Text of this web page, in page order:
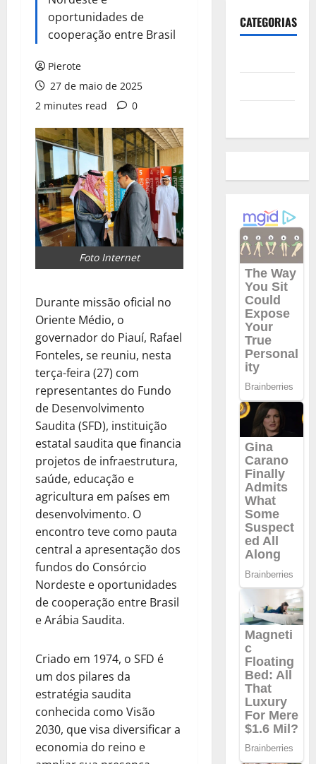
oportunidades de
cooperação entre Brasil
Pierote
27 de maio de 2025
2 minutes read
0
Foto Internet
Durante missão oficial no
Oriente Médio, o
governador do Piauí, Rafael
Fonteles, se reuniu, nesta
terça-feira (27) com
representantes do Fundo
de Desenvolvimento
Saudita (SFD), instituição
estatal saudita que financia
projetos de infraestrutura,
saúde, educação e
agricultura em países em
desenvolvimento. O
encontro teve como pauta
central a apresentação dos
fundos do Consórcio
Nordeste e oportunidades
de cooperação entre Brasil
e Arábia Saudita.
Criado em 1974, o SFD é
um dos pilares da
estratégia saudita
conhecida como Visão
2030, que visa diversificar a
economia do reino e
CATEGORIAS